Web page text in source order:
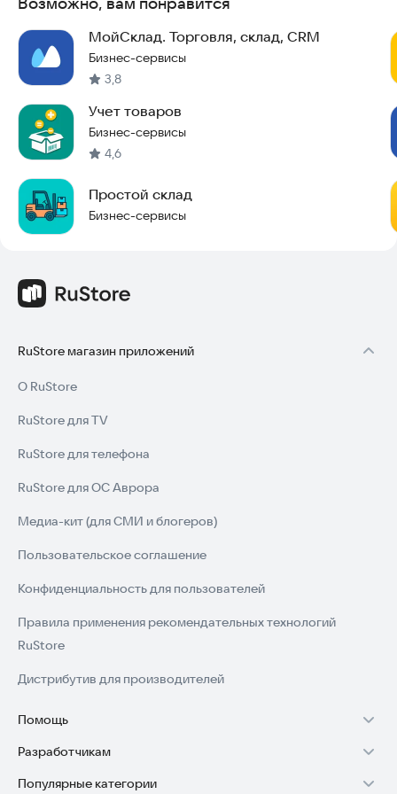
решение не требует использования 1С, что делает его
безопасность данных, удобство использования и
актуальность функционала для современных задач.
управление своим бизнесом.
МойСклад. Торговля, склад, CRM
Бизнес-сервисы
3,8
Учет товаров
Бизнес-сервисы
4,6
Простой склад
Бизнес-сервисы
RuStore магазин приложений
О RuStore
RuStore для TV
RuStore для телефона
RuStore для ОС Аврора
Медиа-кит (для СМИ и блогеров)
Пользовательское соглашение
Конфиденциальность для пользователей
Правила применения рекомендательных технологий
RuStore
Дистрибутив для производителей
Помощь
Установка RuStore на TV
Установка RuStore на телефон
Разработчикам
Зарабатывать с RuStore
Популярные категории